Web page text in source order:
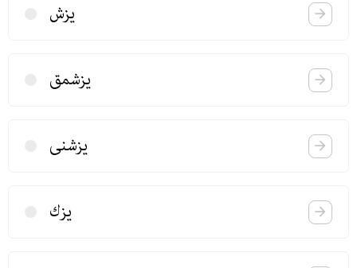
یزش
یزشمق
یزشنی
یزك